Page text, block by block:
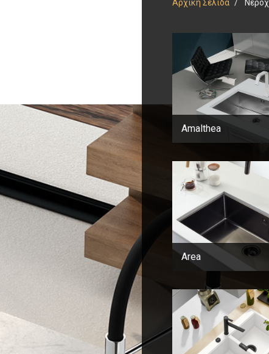
Αρχική Σελίδα
Amalthea
Area